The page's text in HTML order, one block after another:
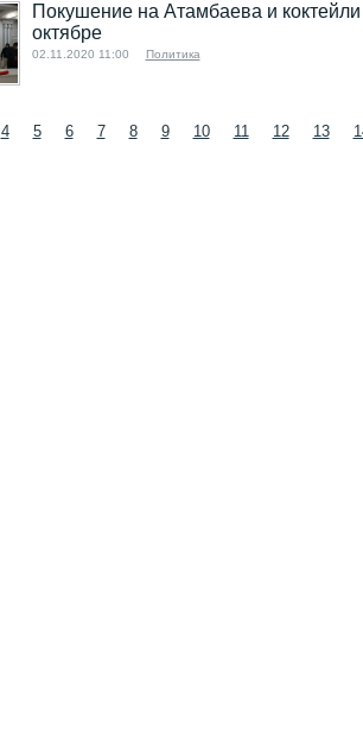
Покушение на Атамбаева и
октябре
02.11.2020 11:00 Политика
4 5 6 7 8 9 10 11 12 13